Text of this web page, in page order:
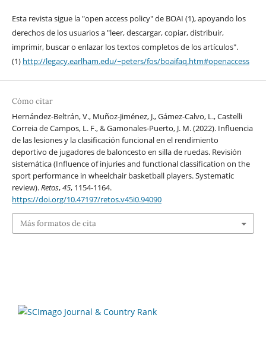
Esta revista sigue la "open access policy" de BOAI (1), apoyando los
derechos de los usuarios a "leer, descargar, copiar, distribuir,
imprimir, buscar o enlazar los textos completos de los artículos".
(1) http://legacy.earlham.edu/~peters/fos/boaifaq.htm#openaccess
Cómo citar
Hernández-Beltrán, V., Muñoz-Jiménez, J., Gámez-Calvo, L., Castelli
Correia de Campos, L. F., & Gamonales-Puerto, J. M. (2022). Influencia
de las lesiones y la clasificación funcional en el rendimiento
deportivo de jugadores de baloncesto en silla de ruedas. Revisión
sistemática (Influence of injuries and functional classification on the
sport performance in wheelchair basketball players. Systematic
review).Retos,45, 1154-1164.
https://doi.org/10.47197/retos.v45i0.94090
Más formatos de cita